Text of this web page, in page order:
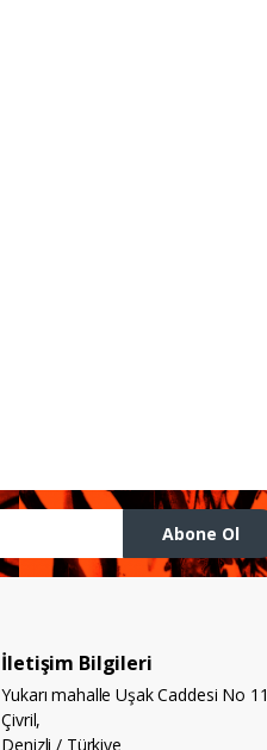
Abone Ol
İletişim Bilgileri
Yukarı mahalle Uşak Caddesi No 11
Çivril,
Denizli / Türkiye